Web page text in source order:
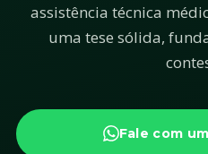
assistência técnica
uma tese sólida,
Fale com